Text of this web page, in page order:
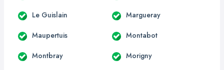
Le Guislain Margueray
Maupertuis Montabot
Montbray Morigny